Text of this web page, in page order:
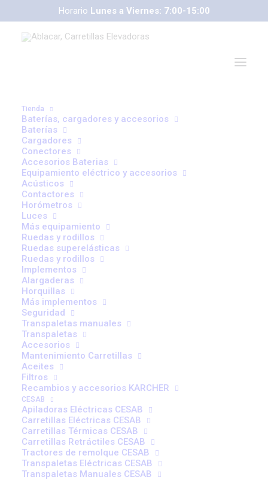
Horario Lunes a Viernes: 7:00-15:00
Tienda
Baterías, cargadores y accesorios
Baterías
Cargadores
Conectores
Accesorios Baterias
Equipamiento eléctrico y accesorios
Acústicos
Contactores
Horómetros
Luces
Más equipamiento
Ruedas y rodillos
Ruedas superelásticas
Ruedas y rodillos
Implementos
Alargaderas
Horquillas
Más implementos
Seguridad
Transpaletas manuales
Transpaletas
Accesorios
Mantenimiento Carretillas
Aceites
Filtros
Recambios y accesorios KARCHER
CESAB
Apiladoras Eléctricas CESAB
Carretillas Eléctricas CESAB
Carretillas Térmicas CESAB
Carretillas Retráctiles CESAB
Tractores de remolque CESAB
Transpaletas Eléctricas CESAB
Transpaletas Manuales CESAB
Cursos de Formación en
Carretillas Elevadoras
según UNE 58451 y según
Infórmate y comienza a
formarte